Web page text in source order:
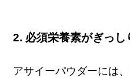
2. 必須栄養素がぎっし
アサイーパウダーには